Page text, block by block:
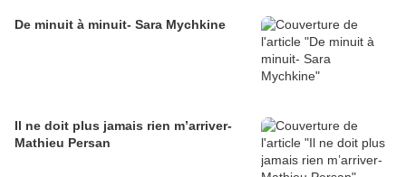
De minuit à minuit- Sara Mychkine
Il ne doit plus jamais rien m’arriver-
Mathieu Persan